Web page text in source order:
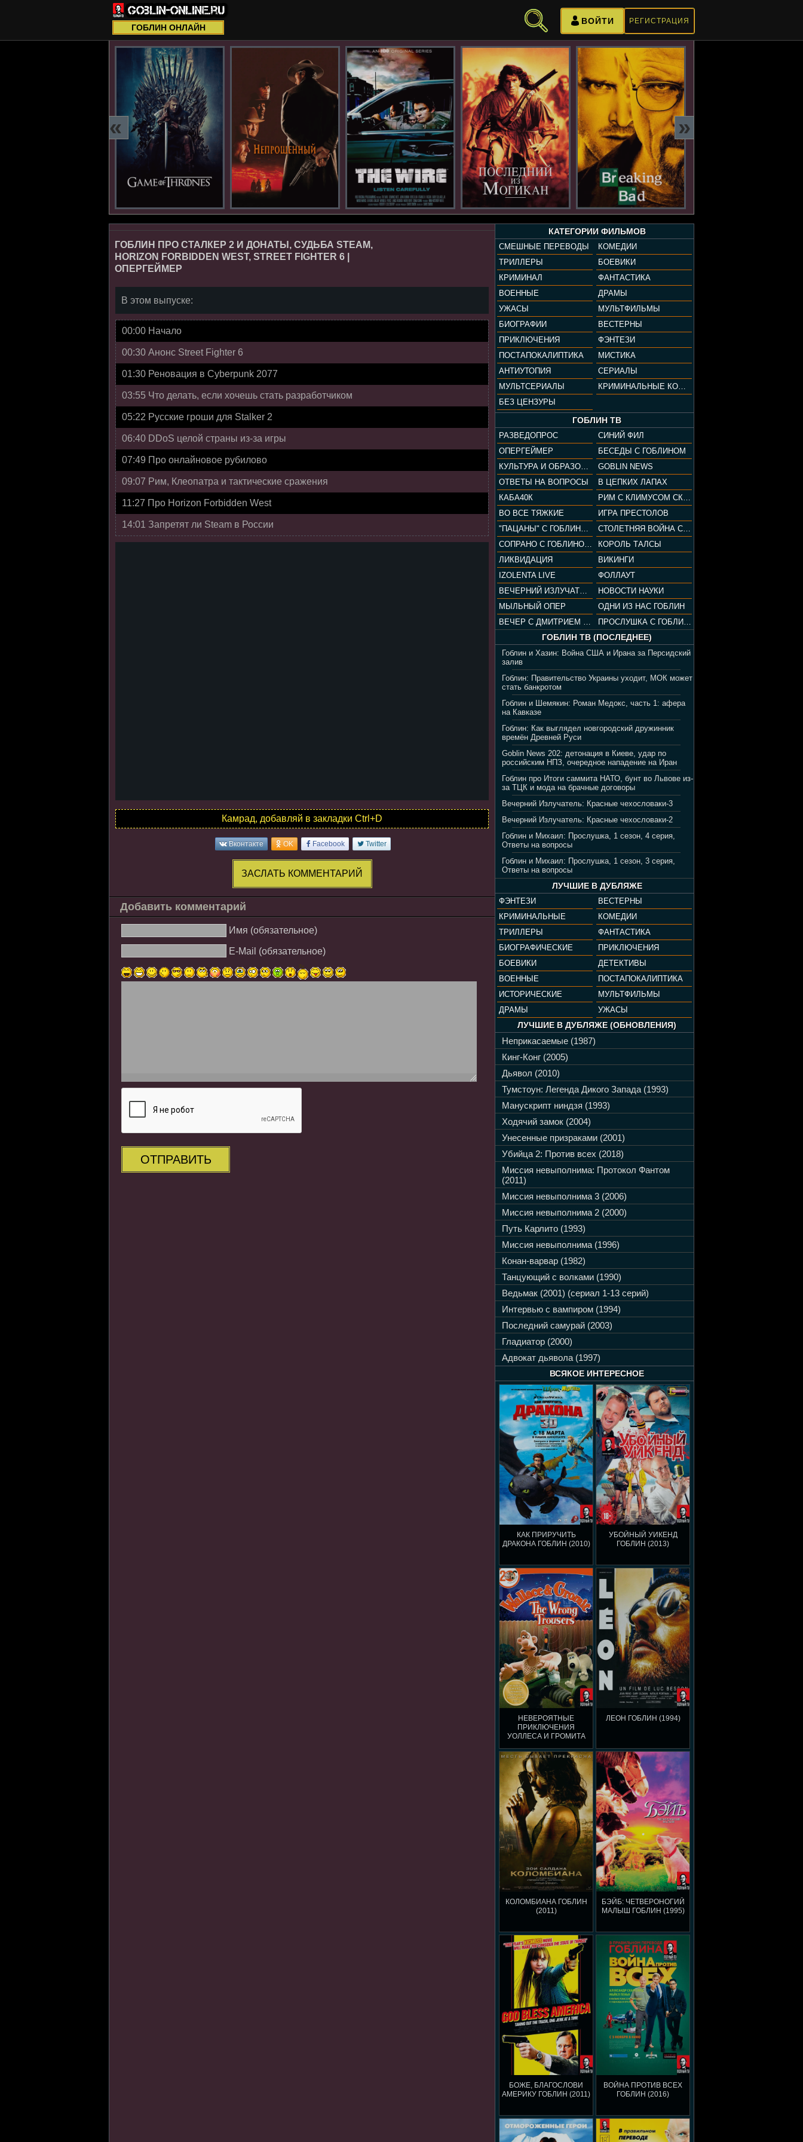
ГОБЛИН ОНЛАЙН
РЕГИСТРАЦИЯ
ВОЙТИ
« »
КАТЕГОРИИ ФИЛЬМОВ
СМЕШНЫЕ ПЕРЕВОДЫ
КОМЕДИИ
ТРИЛЛЕРЫ
БОЕВИКИ
КРИМИНАЛ
ФАНТАСТИКА
ВОЕННЫЕ
ДРАМЫ
УЖАСЫ
МУЛЬТФИЛЬМЫ
БИОГРАФИИ
ВЕСТЕРНЫ
ПРИКЛЮЧЕНИЯ
ФЭНТЕЗИ
ПОСТАПОКАЛИПТИКА
МИСТИКА
АНТИУТОПИЯ
СЕРИАЛЫ
МУЛЬТСЕРИАЛЫ
КРИМИНАЛЬНЫЕ КОМЕДИИ
БЕЗ ЦЕНЗУРЫ
ГОБЛИН ТВ
РАЗВЕДОПРОС
СИНИЙ ФИЛ
ОПЕРГЕЙМЕР
БЕСЕДЫ С ГОБЛИНОМ
КУЛЬТУРА И ОБРАЗОВАНИЕ
GOBLIN NEWS
ОТВЕТЫ НА ВОПРОСЫ
В ЦЕПКИХ ЛАПАХ
КАБА40К
РИМ С КЛИМУСОМ СКАРАБЕУСОМ
ВО ВСЕ ТЯЖКИЕ
ИГРА ПРЕСТОЛОВ
"ПАЦАНЫ" С ГОБЛИНОМ
СТОЛЕТНЯЯ ВОЙНА С КЛИМОМ ЖУКОВЫМ И ГОБЛИНОМ
СОПРАНО С ГОБЛИНОМ (РАЗБОР СЕРИАЛА)
КОРОЛЬ ТАЛСЫ
ЛИКВИДАЦИЯ
ВИКИНГИ
IZOLENTA LIVE
ФОЛЛАУТ
ВЕЧЕРНИЙ ИЗЛУЧАТЕЛЬ
НОВОСТИ НАУКИ
МЫЛЬНЫЙ ОПЕР
ОДНИ ИЗ НАС ГОБЛИН
ВЕЧЕР С ДМИТРИЕМ ПУЧКОВЫМ
ПРОСЛУШКА С ГОБЛИНОМ
ГОБЛИН ТВ (ПОСЛЕДНЕЕ)
Гоблин и Хазин: Война США и Ирана за Персидский
залив
Гоблин: Правительство Украины уходит, МОК может
стать банкротом
Гоблин и Шемякин: Роман Медокс, часть 1: афера
на Кавказе
Гоблин: Как выглядел новгородский дружинник
времён Древней Руси
Goblin News 202: детонация в Киеве, удар по
российским НПЗ, очередное нападение на Иран
Гоблин про Итоги саммита НАТО, бунт во Львове из-
за ТЦК и мода на брачные договоры
Вечерний Излучатель: Красные чехословаки-3
Вечерний Излучатель: Красные чехословаки-2
Гоблин и Михаил: Прослушка, 1 сезон, 4 серия,
Ответы на вопросы
Гоблин и Михаил: Прослушка, 1 сезон, 3 серия,
Ответы на вопросы
ЛУЧШИЕ В ДУБЛЯЖЕ
ФЭНТЕЗИ
ВЕСТЕРНЫ
КРИМИНАЛЬНЫЕ
КОМЕДИИ
ТРИЛЛЕРЫ
ФАНТАСТИКА
БИОГРАФИЧЕСКИЕ
ПРИКЛЮЧЕНИЯ
БОЕВИКИ
ДЕТЕКТИВЫ
ВОЕННЫЕ
ПОСТАПОКАЛИПТИКА
ИСТОРИЧЕСКИЕ
МУЛЬТФИЛЬМЫ
ДРАМЫ
УЖАСЫ
ЛУЧШИЕ В ДУБЛЯЖЕ (ОБНОВЛЕНИЯ)
Неприкасаемые (1987)
Кинг-Конг (2005)
Дьявол (2010)
Тумстоун: Легенда Дикого Запада (1993)
Манускрипт ниндзя (1993)
Ходячий замок (2004)
Унесенные призраками (2001)
Убийца 2: Против всех (2018)
Миссия невыполнима: Протокол Фантом
(2011)
Миссия невыполнима 3 (2006)
Миссия невыполнима 2 (2000)
Путь Карлито (1993)
Миссия невыполнима (1996)
Конан-варвар (1982)
Танцующий с волками (1990)
Ведьмак (2001) (сериал 1-13 серий)
Интервью с вампиром (1994)
Последний самурай (2003)
Гладиатор (2000)
Адвокат дьявола (1997)
ВСЯКОЕ ИНТЕРЕСНОЕ
КАК ПРИРУЧИТЬ
ДРАКОНА ГОБЛИН (2010)
УБОЙНЫЙ УИКЕНД
ГОБЛИН (2013)
НЕВЕРОЯТНЫЕ
ПРИКЛЮЧЕНИЯ
УОЛЛЕСА И ГРОМИТА
ЛЕОН ГОБЛИН (1994)
КОЛОМБИАНА ГОБЛИН
(2011)
БЭЙБ: ЧЕТВЕРОНОГИЙ
МАЛЫШ ГОБЛИН (1995)
БОЖЕ, БЛАГОСЛОВИ
АМЕРИКУ ГОБЛИН (2011)
ВОЙНА ПРОТИВ ВСЕХ
ГОБЛИН (2016)
ГОБЛИН ПРО СТАЛКЕР 2 И ДОНАТЫ, СУДЬБА STEAM,
HORIZON FORBIDDEN WEST, STREET FIGHTER 6 |
ОПЕРГЕЙМЕР
В этом выпуске:
00:00 Начало
00:30 Анонс Street Fighter 6
01:30 Реновация в Cyberpunk 2077
03:55 Что делать, если хочешь стать разработчиком
05:22 Русские гроши для Stalker 2
06:40 DDoS целой страны из-за игры
07:49 Про онлайновое рубилово
09:07 Рим, Клеопатра и тактические сражения
11:27 Про Horizon Forbidden West
14:01 Запретят ли Steam в России
Камрад, добавляй в закладки Ctrl+D
Вконтакте OK Facebook Twitter
ЗАСЛАТЬ КОММЕНТАРИЙ
Добавить комментарий
Имя (обязательное)
E-Mail (обязательное)
ОТПРАВИТЬ